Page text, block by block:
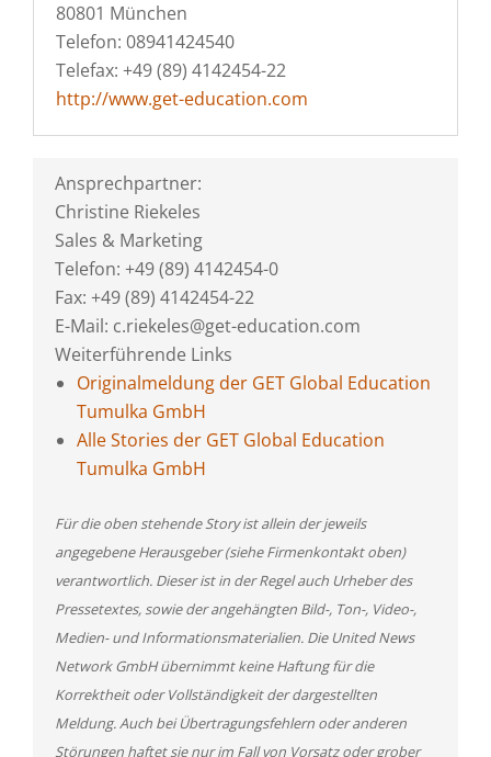
80801 München
Telefon: 08941424540
Telefax: +49 (89) 4142454-22
http://www.get-education.com
Ansprechpartner:
Christine Riekeles
Sales & Marketing
Telefon: +49 (89) 4142454-0
Fax: +49 (89) 4142454-22
E-Mail: c.riekeles@get-education.com
Weiterführende Links
Originalmeldung der GET Global Education
Tumulka GmbH
Alle Stories der GET Global Education
Tumulka GmbH
Für die oben stehende Story ist allein der jeweils
angegebene Herausgeber (siehe Firmenkontakt oben)
verantwortlich. Dieser ist in der Regel auch Urheber des
Pressetextes, sowie der angehängten Bild-, Ton-, Video-,
Medien- und Informationsmaterialien. Die United News
Network GmbH übernimmt keine Haftung für die
Korrektheit oder Vollständigkeit der dargestellten
Meldung. Auch bei Übertragungsfehlern oder anderen
Störungen haftet sie nur im Fall von Vorsatz oder grober